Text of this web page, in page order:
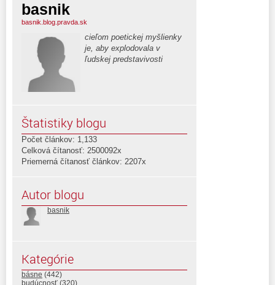
basnik
basnik.blog.pravda.sk
cieľom poetickej myšlienky
je, aby explodovala v
ľudskej predstavivosti
Štatistiky blogu
Počet článkov: 1,133
Celková čítanosť: 2500092x
Priemerná čítanosť článkov: 2207x
Autor blogu
basnik
Kategórie
básne (442)